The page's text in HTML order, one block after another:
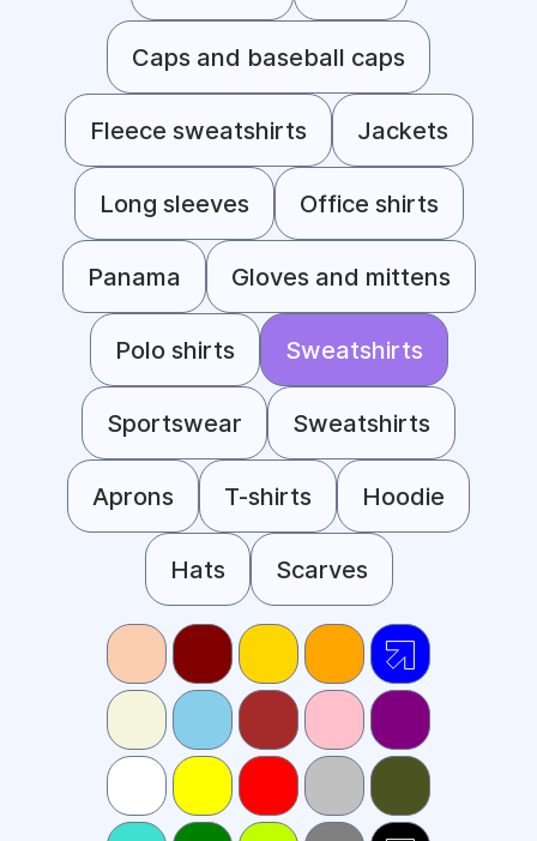
Caps and baseball caps
Fleece sweatshirts Jackets
Long sleeves Office shirts
Panama Gloves and mittens
Polo shirts Sweatshirts
Sportswear Sweatshirts
Aprons T-shirts Hoodie
Hats Scarves